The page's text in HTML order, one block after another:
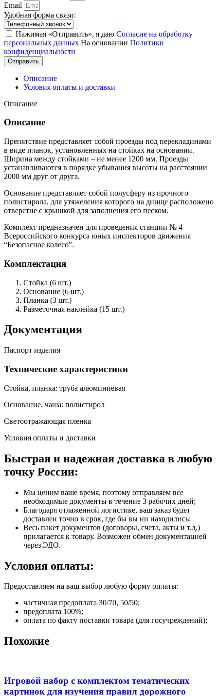
Email
Удобная форма связи:
Нажимая «Отправить», я даю Согласие на обработку
персональных данных На основании Политики
конфиденциальности
Отправить
Описание
Условия оплаты и доставки
Описание
Описание
Препятствие представляет собой проезды под перекладинами
в виде планок, установленных на стойках на основании.
Ширина между стойками – не менее 1200 мм. Проезды
устанавливаются в порядке убывания высоты на расстоянии
2000 мм друг от друга.
Основание представляет собой полусферу из прочного
полистирола, для утяжеления которого на днище расположено
отверстие с крышкой для заполнения его песком.
Комплект предназначен для проведения станции № 4
Всероссийского конкурса юных инспекторов движения
“Безопасное колесо”.
Комплектация
Стойка (6 шт.)
Основание (6 шт.)
Планка (3 шт.)
Разметочная наклейка (15 шт.)
Документация
Паспорт изделия
Технические характеристики
Стойка, планка: труба алюминиевая
Основание, чаша: полистирол
Светоотражающая пленка
Условия оплаты и доставки
Быстрая и надежная доставка в любую
точку России:
Мы ценим ваше время, поэтому отправляем все
необходимые документы в течение 3 рабочих дней;
Благодаря отлаженной логистике, ваш заказ будет
доставлен точно в срок, где бы вы ни находились;
Весь пакет документов (договоры, счета, акты и т.д.)
прилагается к товару. Возможен обмен документацией
через ЭДО.
Условия оплаты:
Предоставляем на ваш выбор любую форму оплаты:
частичная предоплата 30/70, 50/50;
предоплата 100%;
оплата по факту поставки товара (для госучреждений);
Похожие
Игровой набор с комплектом тематических
картинок для изучения правил дорожного